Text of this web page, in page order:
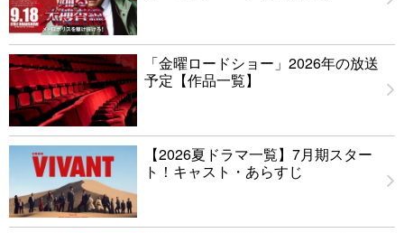
「金曜ロードショー」2026年の放送
予定【作品一覧】
【2026夏ドラマ一覧】7月期スター
ト！キャスト・あらすじ